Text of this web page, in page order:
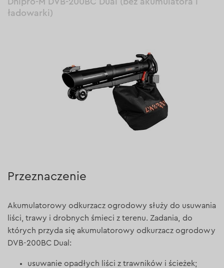
ładowarki)
Przeznaczenie
Akumulatorowy odkurzacz ogrodowy służy do usuwania
liści, trawy i drobnych śmieci z terenu. Zadania, do
których przyda się akumulatorowy odkurzacz ogrodowy
DVB-200BC Dual:
usuwanie opadłych liści z trawników i ścieżek;